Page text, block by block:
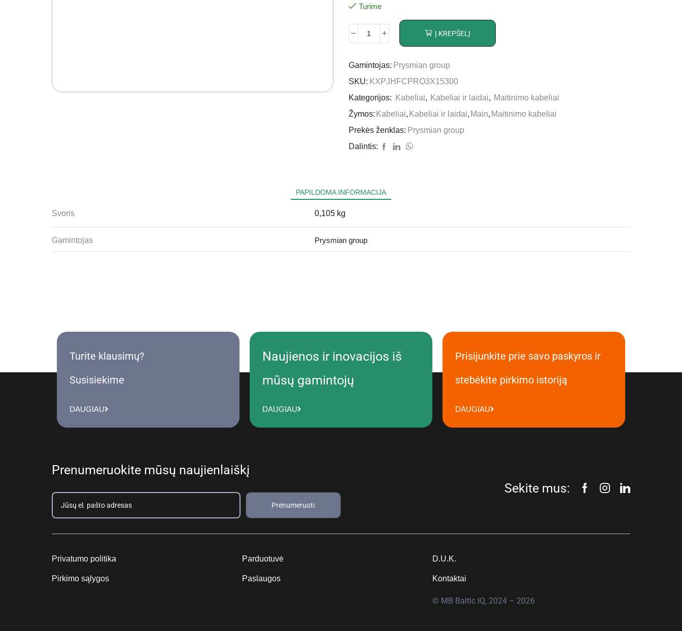
Turime
Į KREPŠELĮ
Gamintojas: Prysmian group
SKU: KXPJHFCPRO3X15300
Kategorijos:
Kabeliai, Kabeliai ir laidai, Maitinimo kabeliai
Žymos: Kabeliai, Kabeliai ir laidai, Main, Maitinimo kabeliai
Prekės ženklas: Prysmian group
Dalintis:
PAPILDOMA INFORMACIJA
Svoris 0,105 kg
Gamintojas Prysmian group
Turite klausimų?
Susisiekime
DAUGIAU
Naujienos ir inovacijos iš
mūsų gamintojų
DAUGIAU
Prisijunkite prie savo paskyros ir
stebėkite pirkimo istoriją
DAUGIAU
Prenumeruokite mūsų naujienlaiškį
Prenumeruoti
Sekite mus:
Privatumo politika
Pirkimo sąlygos
Parduotuvė
Paslaugos
D.U.K.
Kontaktai
© MB Baltic IQ, 2024 – 2026